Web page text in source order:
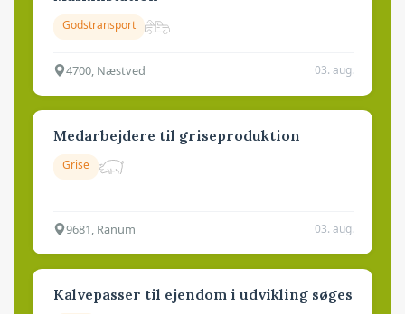
Godstransport
4700, Næstved 03. aug.
Medarbejdere til griseproduktion
Grise
9681, Ranum 03. aug.
Kalvepasser til ejendom i udvikling søges